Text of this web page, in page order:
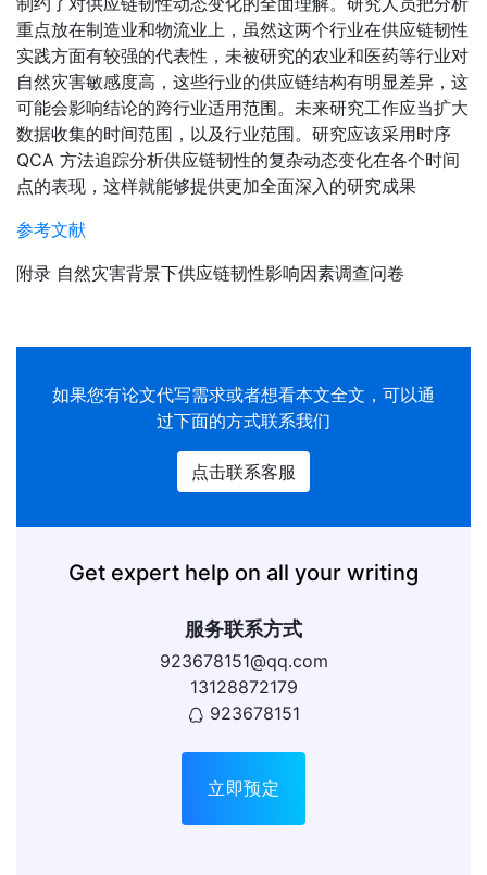
重点放在制造业和物流业上，虽然这两个行业在供应链韧性
实践方面有较强的代表性，未被研究的农业和医药等行业对
自然灾害敏感度高，这些行业的供应链结构有明显差异，这
可能会影响结论的跨行业适用范围。未来研究工作应当扩大
数据收集的时间范围，以及行业范围。研究应该采用时序
QCA 方法追踪分析供应链韧性的复杂动态变化在各个时间
点的表现，这样就能够提供更加全面深入的研究成果
参考文献
附录 自然灾害背景下供应链韧性影响因素调查问卷
如果您有论文代写需求或者想看本文全文，可以通
过下面的方式联系我们
点击联系客服
Get expert help on all your writing
服务联系方式
923678151@qq.com
13128872179
923678151
立即预定